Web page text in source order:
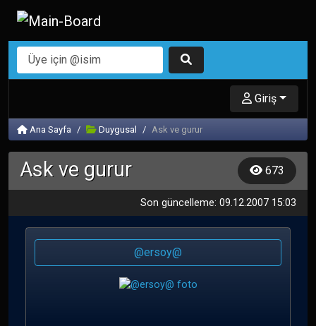
Giriş
Ana Sayfa Duygusal Ask ve gurur
Ask ve gurur 673
Son güncelleme: 09.12.2007 15:03
@ersoy@